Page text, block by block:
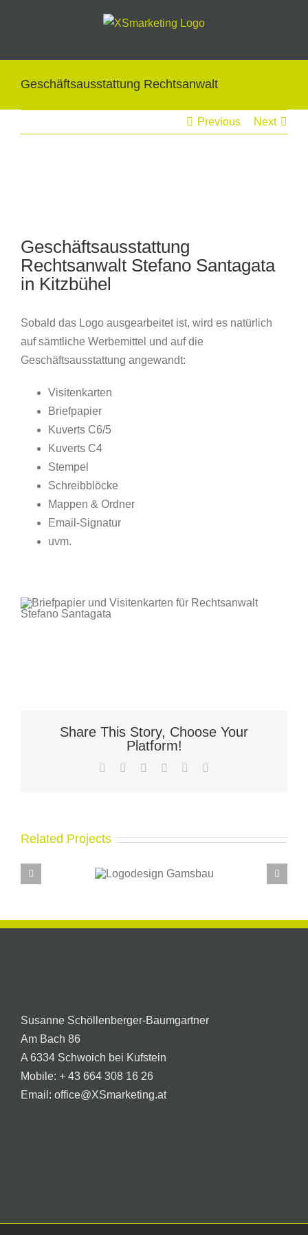
Geschäftsausstattung Rechtsanwalt
Previous Next
Geschäftsausstattung
Rechtsanwalt Stefano Santagata
in Kitzbühel
Sobald das Logo ausgearbeitet ist, wird es natürlich
auf sämtliche Werbemittel und auf die
Geschäftsausstattung angewandt:
Visitenkarten
Briefpapier
Kuverts C6/5
Kuverts C4
Stempel
Schreibblöcke
Mappen & Ordner
Email-Signatur
uvm.
Share This Story, Choose Your
Platform!
Facebook LinkedInWhatsApp
Pinterest
Related Projects
Logodesign
Susanne Schöllenberger-Baumgartner
Am Bach 86
A 6334 Schwoich bei Kufstein
Mobile: + 43 664 308 16 26
Email: office@XSmarketing.at